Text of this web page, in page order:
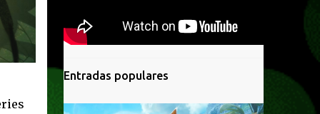
Entradas populares